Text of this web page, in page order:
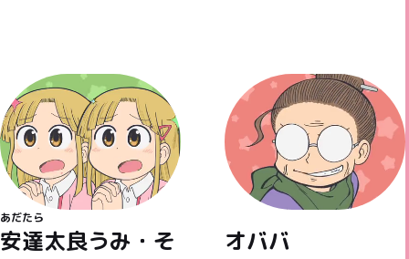
安達太良
あだたら
うみ・そ
オババ